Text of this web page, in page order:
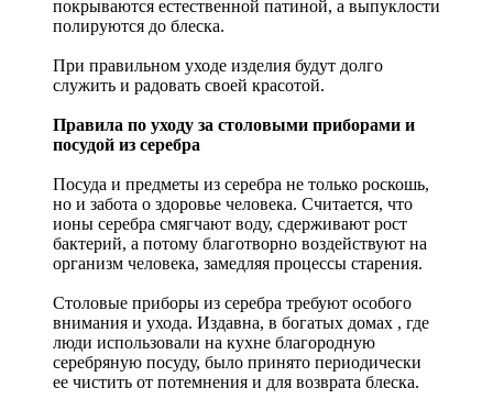
покрываются естественной патиной, а выпуклости
полируются до блеска.
При правильном уходе изделия будут долго
служить и радовать своей красотой.
Правила по уходу за столовыми приборами и
посудой из серебра
Посуда и предметы из серебра не только роскошь,
но и забота о здоровье человека. Считается, что
ионы серебра смягчают воду, сдерживают рост
бактерий, а потому благотворно воздействуют на
организм человека, замедляя процессы старения.
Столовые приборы из серебра требуют особого
внимания и ухода. Издавна, в богатых домах , где
люди использовали на кухне благородную
серебряную посуду, было принято периодически
ее чистить от потемнения и для возврата блеска.